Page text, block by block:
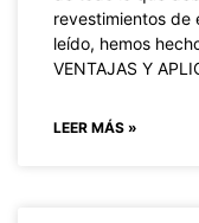
revestimientos de
leído, hemos
VENTAJAS Y
LEER MÁS »